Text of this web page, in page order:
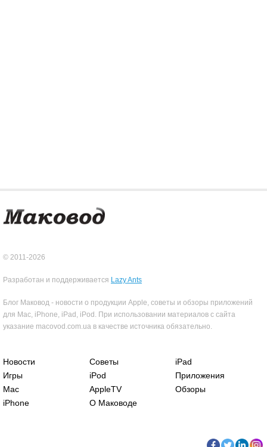
© 2011-2026
Разработан и поддерживается Lazy Ants
Блог Маковод - новости о продукции Apple, советы и обзоры приложений
для Mac, iPhone, iPad, iPod. При использовании материалов с сайта
указание macovod.com.ua в качестве источника обязательно.
Новости Советы
iPad
Игры
iPod
Приложения
Mac
AppleTV
Обзоры
iPhone
О Маководе